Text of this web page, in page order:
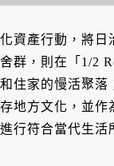
資產行動，將
群，則在「1/2
住家的慢活聚
地方文化，並
行符合當代生活